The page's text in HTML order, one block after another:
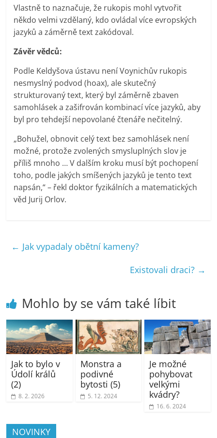
Vlastně to naznačuje, že rukopis mohl vytvořit
někdo velmi vzdělaný, kdo ovládal více evropských
jazyků a záměrně text zakódoval.
Závěr vědců:
Podle Keldyšova ústavu není Voynichův rukopis
nesmyslný podvod (hoax), ale skutečný
strukturovaný text, který byl záměrně zbaven
samohlásek a zašifrován kombinací více jazyků, aby
byl pro tehdejší nepovolané čtenáře nečitelný.
„Bohužel, obnovit celý text bez samohlásek není
možné, protože zvolených smysluplných slov je
příliš mnoho … V dalším kroku musí být pochopení
toho, podle jakých smíšených jazyků je tento text
napsán,“ – řekl doktor fyzikálních a matematických
věd Jurij Orlov.
← Jak vypadaly obětní kameny?
Existovali draci? →
Mohlo by se vám také líbit
Jak to bylo v
Údolí králů
(2)
8. 2. 2026
Monstra a
podivné
bytosti (5)
5. 12. 2024
Je možné
pohybovat
velkými
kvádry?
16. 6. 2024
NOVINKY